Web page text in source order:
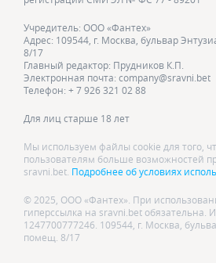
Учредитель: ООО «Фантех»
Адрес: 109544, г. Москва, бульвар
8/17
Главный редактор: Прудников К.П.
Электронная почта: company@sravni.bet
Телефон: + 7 926 321 02 88
Для лиц старше 18 лет
Мы используем файлы cookie для того,
пользователям больше возможностей
sravni.bet. Подробнее об условиях
© 2025, ООО «Фантех». При
гиперссылка на sravni.bet обязательна.
1247700777246. 109544, г. Москва,
помещ. 8/17